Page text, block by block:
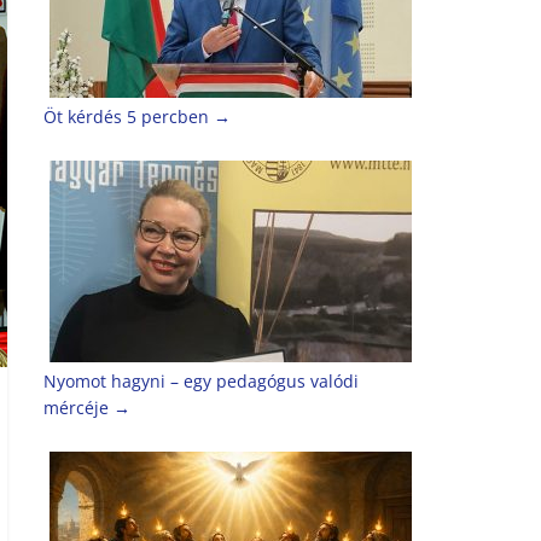
Öt kérdés 5 percben →
Nyomot hagyni – egy pedagógus valódi
mércéje →